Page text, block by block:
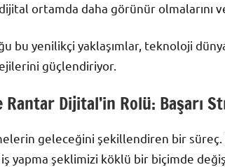
ortamda daha görünür olmalarını
bu yenilikçi yaklaşımlar, teknoloji
güçlendiriyor.
Rantar Dijital’in Rolü: Başarı
geleceğini şekillendiren bir
yapma şeklimizi köklü bir biçimde